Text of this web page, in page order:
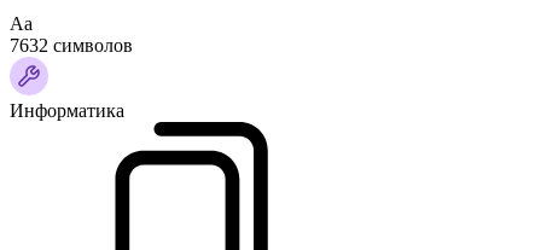
Аа
7632 символов
Информатика